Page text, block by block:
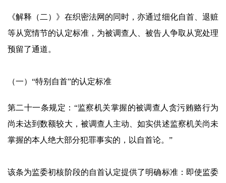
《解释（二）》在织密法网的同时，亦通过细化自首、退赃
等从宽情节的认定标准，为被调查人、被告人争取从宽处理
预留了通道。
（一）“特别自首”的认定标准
第二十一条规定：“监察机关掌握的被调查人贪污贿赂行为
尚未达到数额较大，被调查人主动、如实供述监察机关尚未
掌握的本人绝大部分犯罪事实的，以自首论。”
该条为监委初核阶段的自首认定提供了明确标准：即使监委